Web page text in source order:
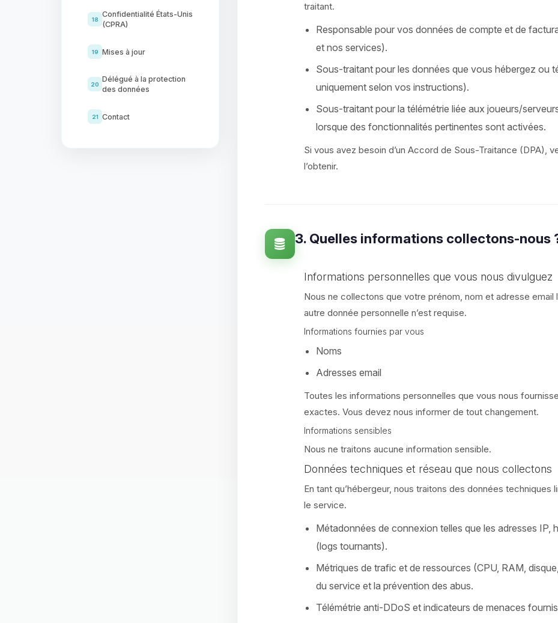
18
Confidentialité États-Unis
(CPRA)
19 Mises à jour
20
Délégué à la protection
des données
21 Contact
traitant.
Responsable pour vos données de compte et de
et nos services).
Sous-traitant pour les données que vous hébergez ou
uniquement selon vos instructions).
Sous-traitant pour la télémétrie liée aux joueurs/
lorsque des fonctionnalités pertinentes sont activées.
Si vous avez besoin d’un Accord de Sous-Traitance (DPA),
l’obtenir.
3. Quelles informations collectons-nous
Informations personnelles que vous nous divulguez
Nous ne collectons que votre prénom, nom et adresse
autre donnée personnelle n’est requise.
Informations fournies par vous
Noms
Adresses email
Toutes les informations personnelles que vous nous
exactes. Vous devez nous informer de tout changement.
Informations sensibles
Nous ne traitons aucune information sensible.
Données techniques et réseau que nous collectons
En tant qu’hébergeur, nous traitons des données
le service.
Métadonnées de connexion telles que les adresses IP,
(logs tournants).
Métriques de trafic et de ressources (CPU, RAM,
du service et la prévention des abus.
Télémétrie anti-DDoS et indicateurs de menaces